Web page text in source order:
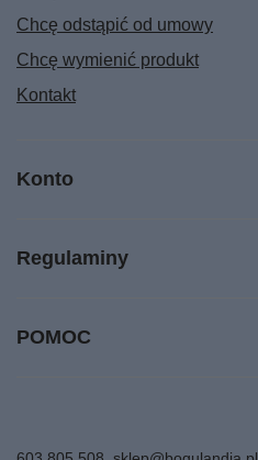
Chcę odstąpić od umowy
Chcę wymienić produkt
Kontakt
Konto
Regulaminy
POMOC